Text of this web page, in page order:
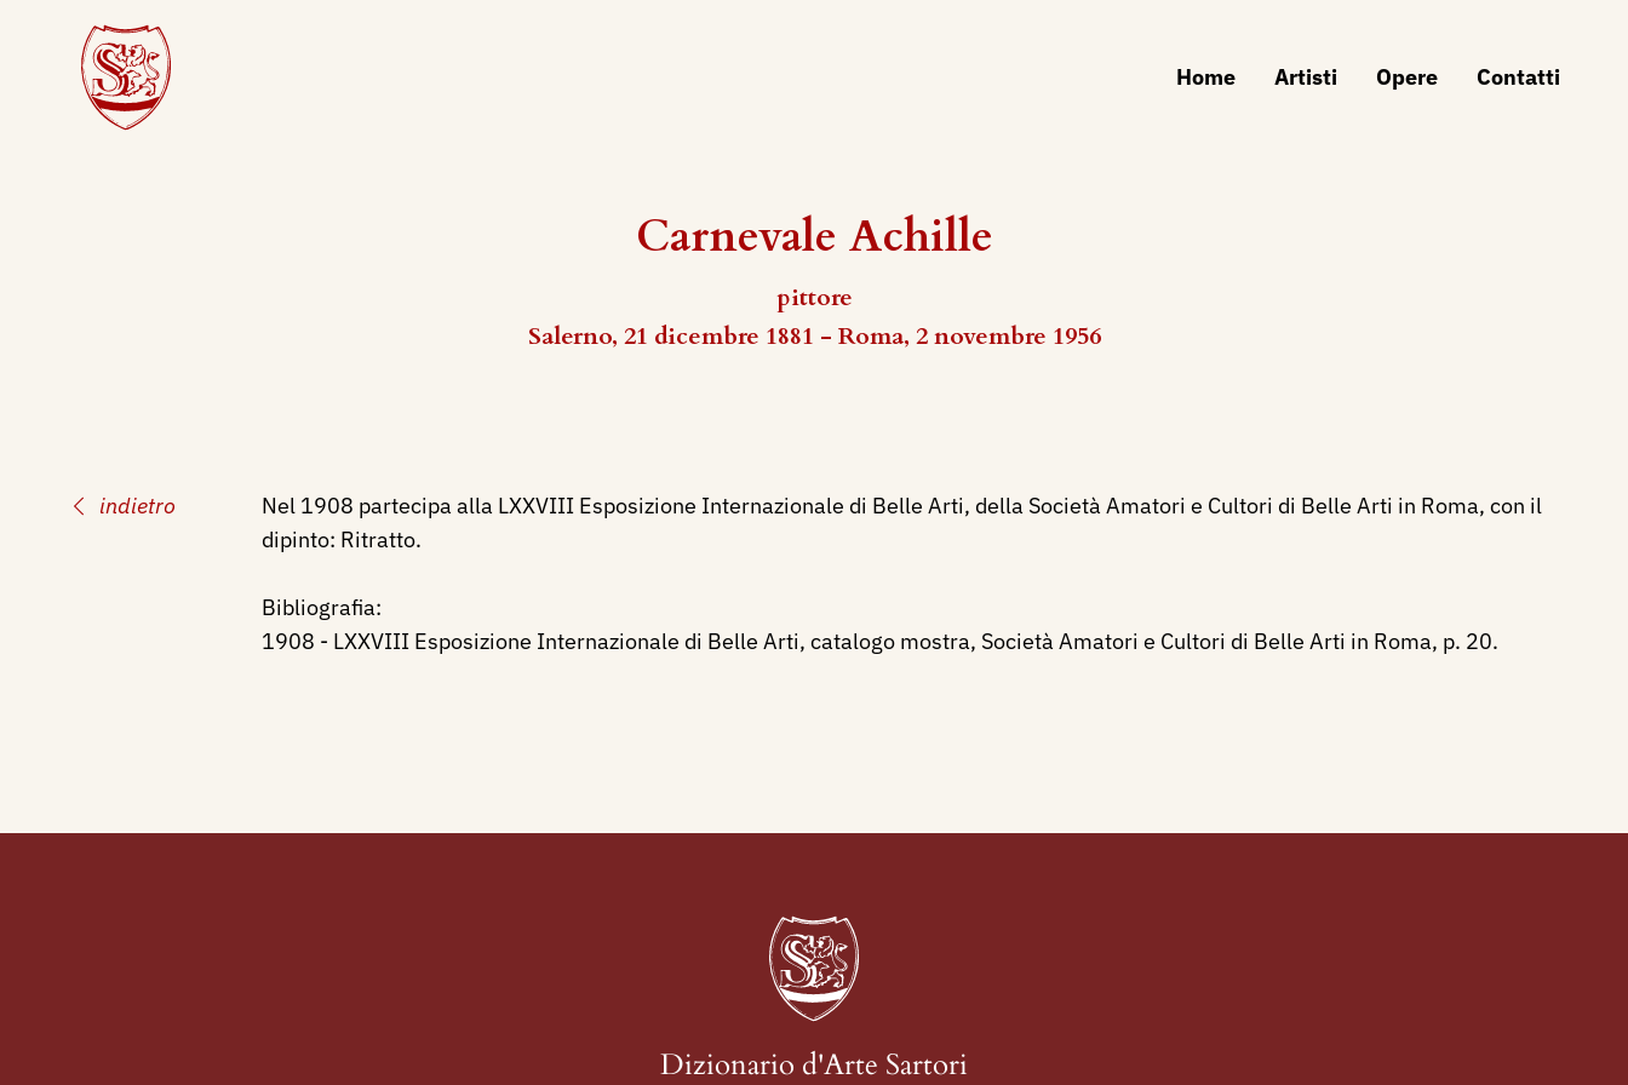
Home Artisti Opere Contatti
Carnevale Achille
pittore
Salerno, 21 dicembre 1881 - Roma, 2 novembre 1956
indietro
Nel 1908 partecipa alla LXXVIII Esposizione Internazionale di Belle Arti, della Società Amatori e Cultori di Belle Arti in Roma, con il
dipinto: Ritratto.
Bibliografia:
1908 - LXXVIII Esposizione Internazionale di Belle Arti, catalogo mostra, Società Amatori e Cultori di Belle Arti in Roma, p. 20.
Dizionario d'Arte Sartori